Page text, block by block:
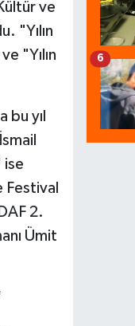
ve
"Yılın
"Yılın
bu yıl
ise
Festival
2.
Ümit
6